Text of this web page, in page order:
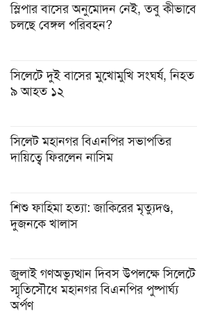
স্লিপার বাসের অনুমোদন নেই, তবু কীভাবে
চলছে বেঙ্গল পরিবহন?
সিলেটে দুই বাসের মুখোমুখি সংঘর্ষ, নিহত
৯ আহত ১২
সিলেট মহানগর বিএনপির সভাপতির
দায়িত্বে ফিরলেন নাসিম
শিশু ফাহিমা হত্যা: জাকিরের মৃত্যুদণ্ড,
দুজনকে খালাস
জুলাই গণঅভ্যুত্থান দিবস উপলক্ষে সিলেটে
স্মৃতিসৌধে মহানগর বিএনপির পুষ্পার্ঘ্য
অর্পণ